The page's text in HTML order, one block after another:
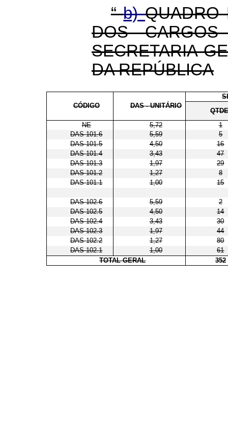
“b)QUADRO
DOS
SECRETARIA-
DA REPÚBLICA
CÓDIGO DAS - UNITÁRIO
NE
5,72
1
DAS 101.6
5,59
5
DAS 101.5
4,50
16
DAS 101.4
3,43
47
DAS 101.3
1,97
29
DAS 101.2
1,27
8
DAS 101.1
1,00 15
DAS 102.6 5,59
2
DAS 102.5
4,50
14
DAS 102.4
3,43
30
DAS 102.3
1,97
44
DAS 102.2
1,27
80
DAS 102.1
1,00
61
TOTAL GERAL
352